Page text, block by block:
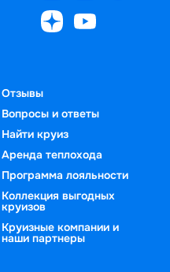
Отзывы
Вопросы и ответы
Найти круиз
Аренда теплохода
Программа лояльности
Коллекция выгодных
круизов
Круизные компании и
наши партнеры